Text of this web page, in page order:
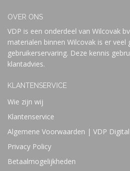
OVER ONS
VDP is een onderdeel van Wilcovak
materialen binnen Wilcovak is er veel
gebruikerservaring. Deze kennis
klantadvies.
KLANTENSERVICE
Wie zijn wij
Klantenservice
Algemene Voorwaarden | VDP
Privacy Policy
Betaalmogelijkheden